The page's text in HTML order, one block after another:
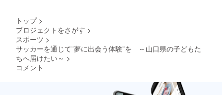
トップ >
プロジェクトをさがす >
スポーツ >
サッカーを通じて”夢に出会う体験”を ～山口県の子どもた
ちへ届けたい～ >
コメント